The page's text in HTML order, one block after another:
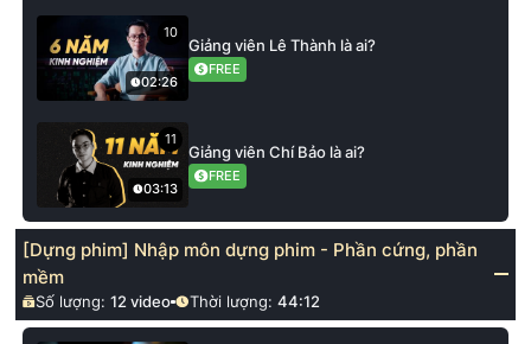
10
02:26
Giảng viên Lê Thành là ai?
FREE
11
03:13
Giảng viên Chí Bảo là ai?
FREE
[Dựng phim] Nhập môn dựng phim - Phần cứng, phần
mềm
Số lượng:12 video Thời lượng: 44:12